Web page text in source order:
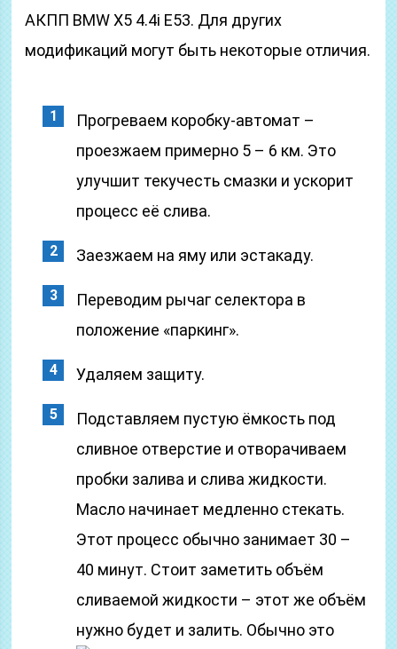
АКПП BMW X5 4.4i E53. Для других
модификаций могут быть некоторые отличия.
Прогреваем коробку-автомат –
проезжаем примерно 5 – 6 км. Это
улучшит текучесть смазки и ускорит
процесс её слива.
Заезжаем на яму или эстакаду.
Переводим рычаг селектора в
положение «паркинг».
Удаляем защиту.
Подставляем пустую ёмкость под
сливное отверстие и отворачиваем
пробки залива и слива жидкости.
Масло начинает медленно стекать.
Этот процесс обычно занимает 30 –
40 минут. Стоит заметить объём
сливаемой жидкости – этот же объём
нужно будет и залить. Обычно это